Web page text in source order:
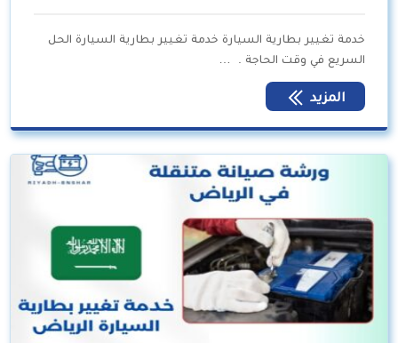
خدمة تغيير بطارية السيارة خدمة تغيير بطارية السيارة الحل
السريع في وقت الحاجة . …
المزيد